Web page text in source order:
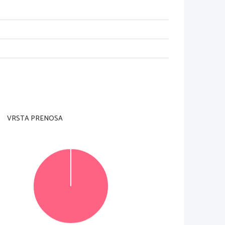
u
to
iodnega sistema na strani 2 ter s konstantami in
z vsemi vmesnimi računi in sklepi. Č
oceni. Poleg rač
unskih so možni tudi drugi
© RIC 2015
VRSTA PRENOSA